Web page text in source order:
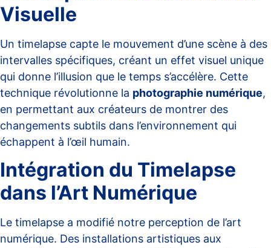
Visuelle
Un timelapse capte le mouvement d’une scène à des
intervalles spécifiques, créant un effet visuel unique
qui donne l’illusion que le temps s’accélère. Cette
technique révolutionne la photographie numérique,
en permettant aux créateurs de montrer des
changements subtils dans l’environnement qui
échappent à l’œil humain.
Intégration du Timelapse
dans l’Art Numérique
Le timelapse a modifié notre perception de l’art
numérique. Des installations artistiques aux